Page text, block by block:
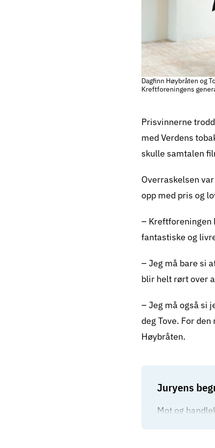
Dagfinn Høybråten og
Kreftforeningens
Prisvinnerne
med Verdens
skulle samtalen
Overraskelsen
opp med pris og
– Kreftforeningen
fantastiske og
– Jeg må bare si
blir helt rørt over
– Jeg må også si
deg Tove. For
Høybråten.
Juryens
Mot og
deler. Men